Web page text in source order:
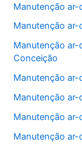
Manutenção ar-
Manutenção
Manutenção
Conceição
Manutenção
Manutenção
Manutenção
Manutenção